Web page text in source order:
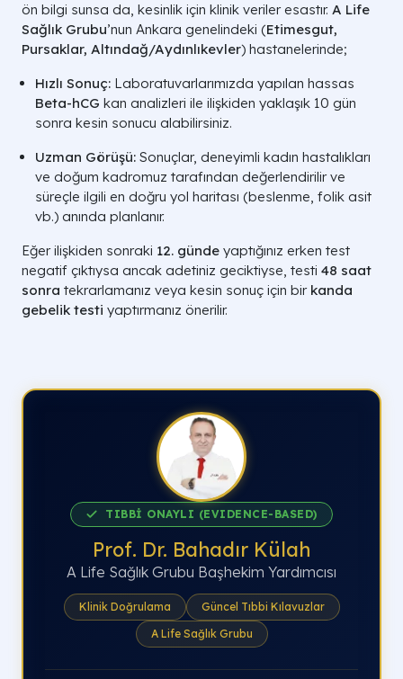
ön bilgi sunsa da, kesinlik için klinik veriler esastır. A Life
Sağlık Grubu’nun Ankara genelindeki (Etimesgut,
Pursaklar, Altındağ/Aydınlıkevler) hastanelerinde;
Hızlı Sonuç: Laboratuvarlarımızda yapılan hassas
Beta-hCG kan analizleri ile ilişkiden yaklaşık 10 gün
sonra kesin sonucu alabilirsiniz.
Uzman Görüşü: Sonuçlar, deneyimli kadın hastalıkları
ve doğum kadromuz tarafından değerlendirilir ve
süreçle ilgili en doğru yol haritası (beslenme, folik asit
vb.) anında planlanır.
Eğer ilişkiden sonraki 12. günde yaptığınız erken test
negatif çıktıysa ancak adetiniz geciktiyse, testi 48 saat
sonra tekrarlamanız veya kesin sonuç için bir kanda
gebelik testi yaptırmanız önerilir.
TIBBİ ONAYLI (EVIDENCE-BASED)
Prof. Dr. Bahadır Külah
A Life Sağlık Grubu Başhekim Yardımcısı
Klinik Doğrulama
Güncel Tıbbi Kılavuzlar
A Life Sağlık Grubu